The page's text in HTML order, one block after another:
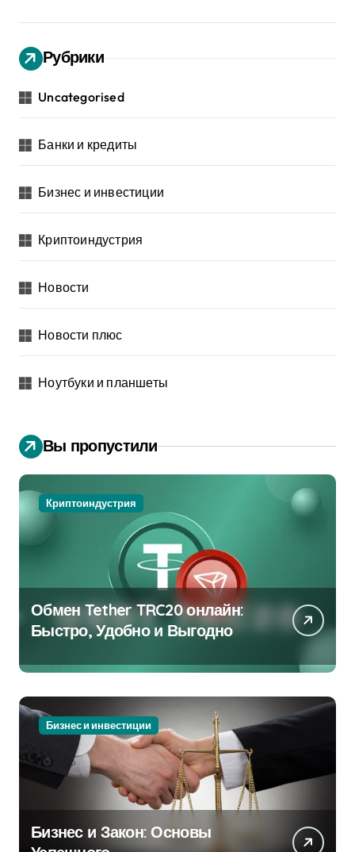
Рубрики
Uncategorised
Банки и кредиты
Бизнес и инвестиции
Криптоиндустрия
Новости
Новости плюс
Ноутбуки и планшеты
Вы пропустили
Криптоиндустрия
Обмен Tether TRC20 онлайн:
Быстро, Удобно и Выгодно
Бизнес и инвестиции
Бизнес и Закон: Основы